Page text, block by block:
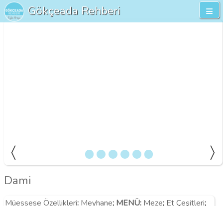
Gökçeada Rehberi
Dami
Müessese Özellikleri: Meyhane; MENÜ: Meze; Et Çeşitleri;